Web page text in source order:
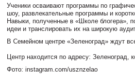
Ученики осваивают программы по
шоу, развлекательные программы и
Навыки, полученные в «Школе блогера»,
идеи и транслировать их на широкую
В Семейном центре «Зеленоград» ждут
Центр находится по адресу: Зеленоград,
Фото: instagram.com/usznzelao